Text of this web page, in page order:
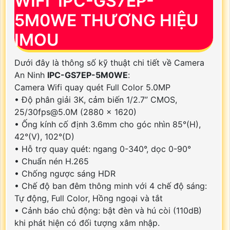
5M0WE THƯƠNG HIỆU
IMOU
Dưới đây là thông số kỹ thuật chi tiết về Camera
An Ninh IPC-GS7EP-5M0WE:
Camera Wifi quay quét Full Color 5.0MP
• Độ phân giải 3K, cảm biến 1/2.7” CMOS,
25/30fps@5.0M (2880 x 1620)
• Ống kính cố định 3.6mm cho góc nhìn 85°(H),
42°(V), 102°(D)
• Hỗ trợ quay quét: ngang 0-340°, dọc 0-90°
• Chuẩn nén H.265
• Chống ngược sáng HDR
• Chế độ ban đêm thông minh với 4 chế độ sáng:
Tự động, Full Color, Hồng ngoại và tắt
• Cảnh báo chủ động: bật đèn và hú còi (110dB)
khi phát hiện có đối tượng xâm nhập.